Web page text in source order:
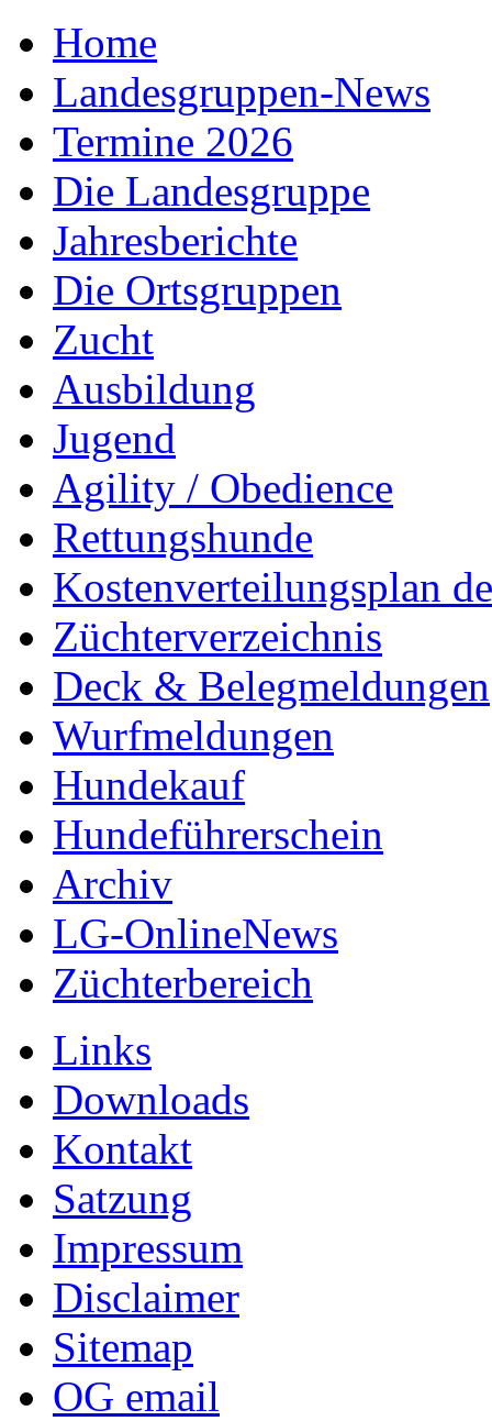
Home
Landesgruppen-News
Termine 2026
Die Landesgruppe
Jahresberichte
Die Ortsgruppen
Zucht
Ausbildung
Jugend
Agility / Obedience
Rettungshunde
Kostenverteilungsplan
Züchterverzeichnis
Deck & Belegmeldungen
Wurfmeldungen
Hundekauf
Hundeführerschein
Archiv
LG-OnlineNews
Züchterbereich
Links
Downloads
Kontakt
Satzung
Impressum
Disclaimer
Sitemap
OG email